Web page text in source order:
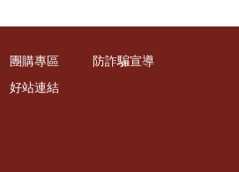
團購專區
防詐騙宣導
好站連結